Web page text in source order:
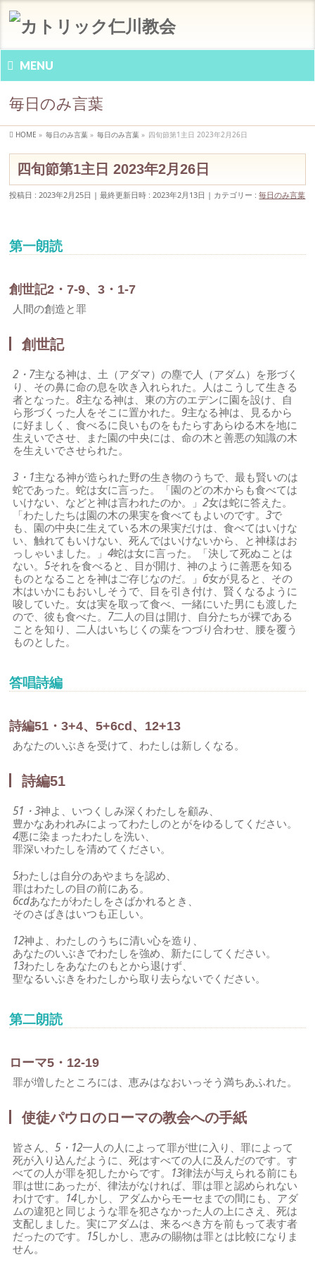
MENU
毎日のみ言葉
HOME » 毎日のみ言葉 » 毎日のみ言葉 » 四旬節第1主日 2023年2月26日
四旬節第1主日 2023年2月26日
投稿日 : 2023年2月25日 最終更新日時 : 2023年2月13日 カテゴリー :毎日のみ言葉
第一朗読
創世記2・7-9、3・1-7
人間の創造と罪
創世記
2・7主なる神は、土（アダマ）の塵で人（アダム）を形づく
り、その鼻に命の息を吹き入れられた。人はこうして生きる
者となった。8主なる神は、東の方のエデンに園を設け、自
ら形づくった人をそこに置かれた。9主なる神は、見るから
に好ましく、食べるに良いものをもたらすあらゆる木を地に
生えいでさせ、また園の中央には、命の木と善悪の知識の木
を生えいでさせられた。
3・1主なる神が造られた野の生き物のうちで、最も賢いのは
蛇であった。蛇は女に言った。「園のどの木からも食べては
いけない、などと神は言われたのか。」2女は蛇に答えた。
「わたしたちは園の木の果実を食べてもよいのです。3で
も、園の中央に生えている木の果実だけは、食べてはいけな
い、触れてもいけない、死んではいけないから、と神様はお
っしゃいました。」4蛇は女に言った。「決して死ぬことは
ない。5それを食べると、目が開け、神のように善悪を知る
ものとなることを神はご存じなのだ。」 6女が見ると、その
木はいかにもおいしそうで、目を引き付け、賢くなるように
唆していた。女は実を取って食べ、一緒にいた男にも渡した
ので、彼も食べた。 7二人の目は開け、自分たちが裸である
ことを知り、二人はいちじくの葉をつづり合わせ、腰を覆う
ものとした。
答唱詩編
詩編51・3+4、5+6cd、12+13
あなたのいぶきを受けて、わたしは新しくなる。
詩編51
51・3神よ、いつくしみ深くわたしを顧み、
豊かなあわれみによってわたしのとがをゆるしてください。
4悪に染まったわたしを洗い、
罪深いわたしを清めてください。
5わたしは自分のあやまちを認め、
罪はわたしの目の前にある。
6cdあなたがわたしをさばかれるとき、
そのさばきはいつも正しい。
12神よ、わたしのうちに清い心を造り、
あなたのいぶきでわたしを強め、新たにしてください。
13わたしをあなたのもとから退けず、
聖なるいぶきをわたしから取り去らないでください。
第二朗読
ローマ5・12-19
罪が増したところには、恵みはなおいっそう満ちあふれた。
使徒パウロのローマの教会への手紙
皆さん、5・12一人の人によって罪が世に入り、罪によって
死が入り込んだように、死はすべての人に及んだのです。す
べての人が罪を犯したからです。 13律法が与えられる前にも
罪は世にあったが、律法がなければ、罪は罪と認められない
わけです。 14しかし、アダムからモーセまでの間にも、アダ
ムの違犯と同じような罪を犯さなかった人の上にさえ、死は
支配しました。実にアダムは、来るべき方を前もって表す者
だったのです。 15しかし、恵みの賜物は罪とは比較になりま
せん。